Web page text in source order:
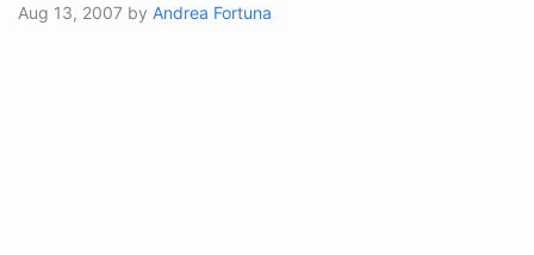
Aug 13, 2007 by Andrea Fortuna